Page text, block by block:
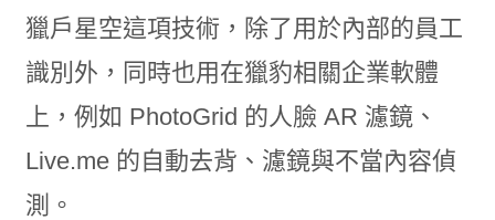
獵戶星空這項技術，除了用於內部的員工
識別外，同時也用在獵豹相關企業軟體
上，例如 PhotoGrid 的人臉 AR 濾鏡、
Live.me 的自動去背、濾鏡與不當內容偵
測。